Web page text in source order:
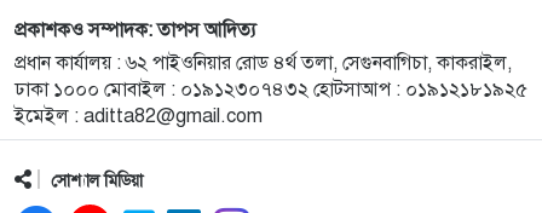
স্বাস্থ্যমন্ত্রী আকস্মিক পরিদর্শনে হাইমচর উপজেলা স্বাস্থ্য
কমপ্লেক্সে, সিভিল সার্জনকে প্রত্যাহার
১০
চুয়াডাঙ্গা সীমান্তে তিনজনকে ঠেলে পাঠানোর চেষ্টা
বিএসএফের, ঠেকাল বিজিবি
১১
পূর্বধলায় শিশুর জন্য নিরাপদ খাদ্যের নিশ্চয়তা ও পুষ্টিহীনতা
প্রকাশকও সম্পাদক: তাপস আদিত্য
প্রধান কার্যালয় : ৬২ পাইওনিয়ার রোড ৪র্থ তলা, সেগুনবাগিচা, কাকরাইল,
ঢাকা ১০০০ মোবাইল : ০১৯১২৩০৭৪৩২ হোটসাআপ : ০১৯১২১৮১৯২৫
ইমেইল : aditta82@gmail.com
সোশ্যাল মিডিয়া